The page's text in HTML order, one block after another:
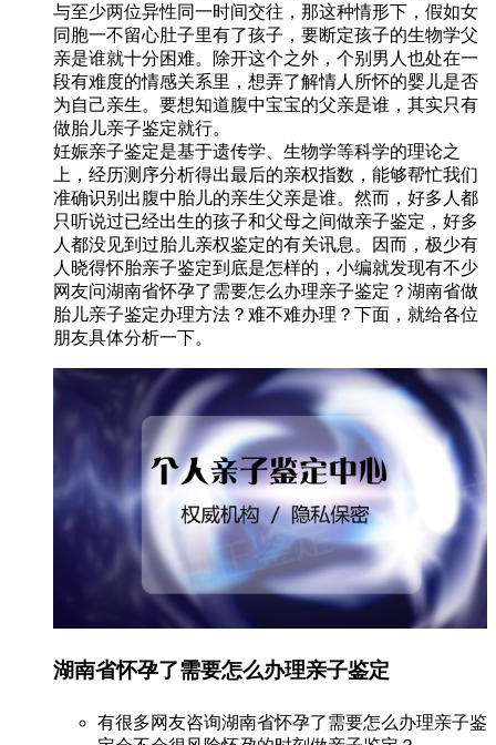
与至少两位异性同一时间交往，那这种情形下，假如女
同胞一不留心肚子里有了孩子，要断定孩子的生物学父
亲是谁就十分困难。除开这个之外，个别男人也处在一
段有难度的情感关系里，想弄了解情人所怀的婴儿是否
为自己亲生。要想知道腹中宝宝的父亲是谁，其实只有
做胎儿亲子鉴定就行。
妊娠亲子鉴定是基于遗传学、生物学等科学的理论之
上，经历测序分析得出最后的亲权指数，能够帮忙我们
准确识别出腹中胎儿的亲生父亲是谁。然而，好多人都
只听说过已经出生的孩子和父母之间做亲子鉴定，好多
人都没见到过胎儿亲权鉴定的有关讯息。因而，极少有
人晓得怀胎亲子鉴定到底是怎样的，小编就发现有不少
网友问湖南省怀孕了需要怎么办理亲子鉴定？湖南省做
胎儿亲子鉴定办理方法？难不难办理？下面，就给各位
朋友具体分析一下。
湖南省怀孕了需要怎么办理亲子鉴定
有很多网友咨询湖南省怀孕了需要怎么办理亲子鉴